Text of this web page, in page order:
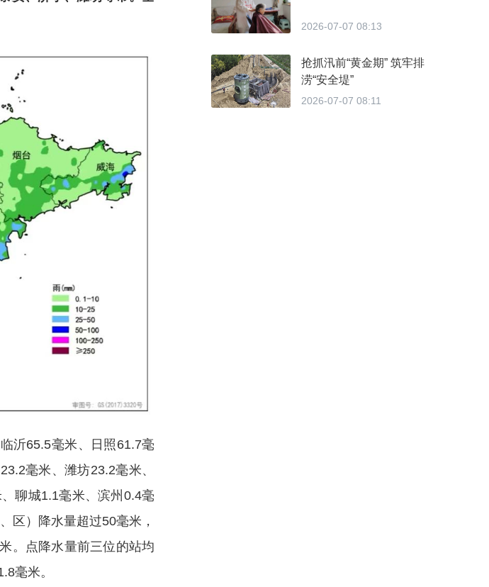
沂65.5毫米、日照61.7毫
毫米、潍坊23.2毫米、
聊城1.1毫米、滨州0.4毫
区）降水量超过50毫米，
。点降水量前三位的站均
毫米。
2026-07-07 08:13
抢抓汛前“黄金期” 筑牢排
涝“安全堤”
2026-07-07 08:11